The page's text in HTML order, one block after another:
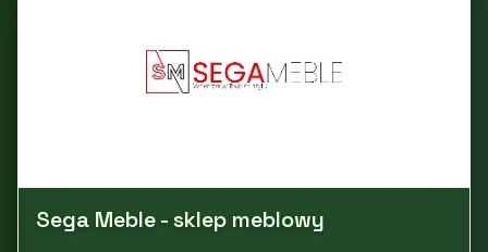
Sega Meble - sklep meblowy